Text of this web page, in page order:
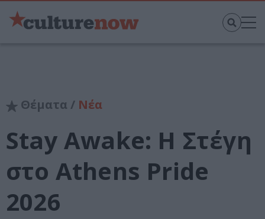
Θέματα / Νέα
Stay Awake: H Στέγη
στο Athens Pride
2026